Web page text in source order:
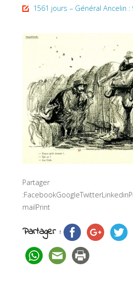
size1561 jours – Général Ancelin :
Partager
mailPrint
Partager :